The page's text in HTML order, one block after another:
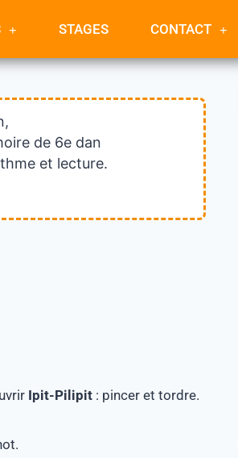
STAGES CONTACT
de 6e dan
et lecture.
Ipit-Pilipit : pincer et tordre.